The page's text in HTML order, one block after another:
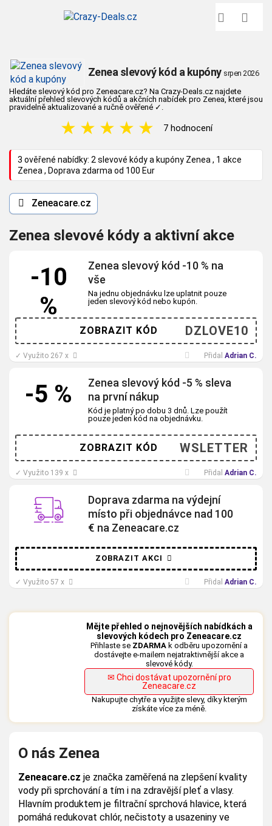
Zenea slevový kód a kupóny srpen 2026
Hledáte slevový kód pro Zeneacare.cz? Na Crazy-Deals.cz najdete
aktuální přehled slevových kódů a akčních nabídek pro Zenea, které jsou
pravidelně aktualizované a ručně ověřené ✓ .
★ ★ ★ ★ ★ 7 hodnocení
3 ověřené nabídky: 2 slevové kódy a kupóny Zenea , 1 akce
Zenea , Doprava zdarma od 100 Eur
Zeneacare.cz
Zenea slevové kódy a aktivní akce
-10
%
Zenea slevový kód -10 % na
vše
Na jednu objednávku lze uplatnit pouze
jeden slevový kód nebo kupón.
DZLOVE10
ZOBRAZIT KÓD
✓ Využito 267 x Přidal Adrian C.
-5 %
Zenea slevový kód -5 % sleva
na první nákup
Kód je platný po dobu 3 dnů. Lze použít
pouze jeden kód na objednávku.
WSLETTER
ZOBRAZIT KÓD
✓ Využito 139 x Přidal Adrian C.
Doprava zdarma na výdejní
místo při objednávce nad 100
€ na Zeneacare.cz
ZOBRAZIT AKCI
✓ Využito 57 x Přidal Adrian C.
Mějte přehled o nejnovějších nabídkách a
slevových kódech pro Zeneacare.cz
Přihlaste se ZDARMA k odběru upozornění a
dostávejte e-mailem nejatraktivnější akce a
slevové kódy.
✉ Chci dostávat upozornění pro
Zeneacare.cz
Nakupujte chytře a využijte slevy, díky kterým
získáte více za méně.
O nás Zenea
Zeneacare.cz je značka zaměřená na zlepšení kvality
vody při sprchování a tím i na zdravější pleť a vlasy.
Hlavním produktem je filtrační sprchová hlavice, která
pomáhá redukovat chlór, nečistoty a usazeniny ve